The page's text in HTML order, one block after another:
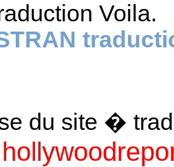
Voila.
du site �